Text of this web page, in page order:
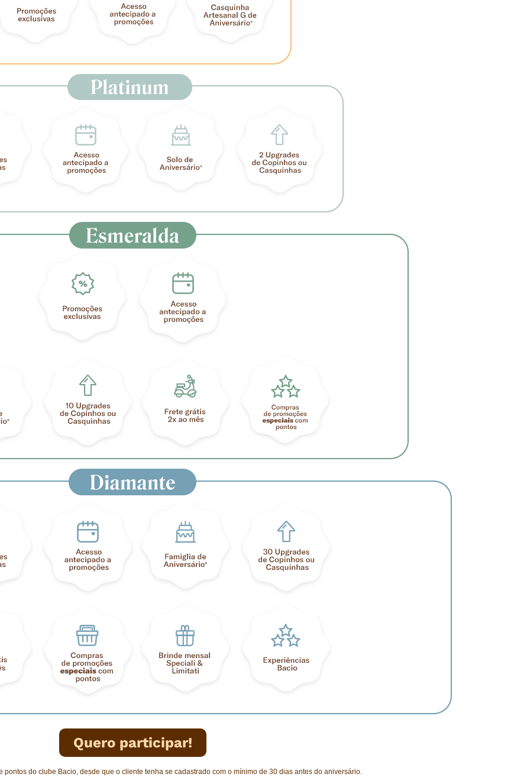
Quero participar!
pontos do clube Bacio, desde que o cliente tenha se cadastrado com o mínimo de 30 dias antes do aniversário.